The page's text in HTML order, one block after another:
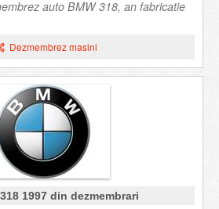
auto BMW 318, an fabricatie
Dezmembrez masini
1997 din dezmembrari